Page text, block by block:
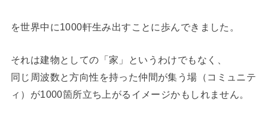
を世界中に1000軒生み出すことに歩んできました。
それは建物としての「家」というわけでもなく、
同じ周波数と方向性を持った仲間が集う場（コミュニテ
ィ）が1000箇所立ち上がるイメージかもしれません。